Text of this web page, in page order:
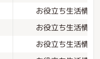
お役立ち生活情報
お役立ち生活情報
お役立ち生活情報